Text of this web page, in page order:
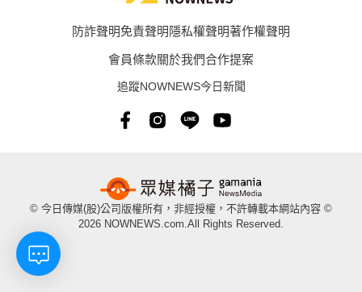
防詐聲明免責聲明隱私權聲明著作權聲明
會員條款關於我們合作提案
追蹤NOWNEWS今日新聞
© 今日傳媒(股)公司版權所有，非經授權，不許轉載本網站內容 ©
2026 NOWNEWS.com.All Rights Reserved.